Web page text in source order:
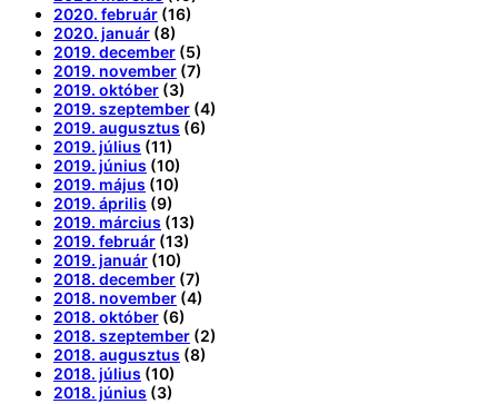
2020. február (16)
2020. január (8)
2019. december (5)
2019. november (7)
2019. október (3)
2019. szeptember (4)
2019. augusztus (6)
2019. július (11)
2019. június (10)
2019. május (10)
2019. április (9)
2019. március (13)
2019. február (13)
2019. január (10)
2018. december (7)
2018. november (4)
2018. október (6)
2018. szeptember (2)
2018. augusztus (8)
2018. július (10)
2018. június (3)